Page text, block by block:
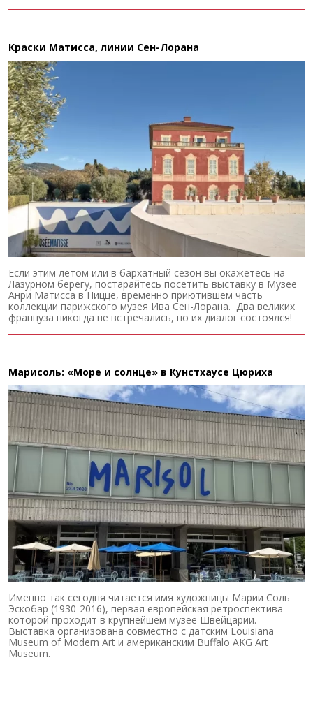
Краски Матисса, линии Сен-Лорана
Если этим летом или в бархатный сезон вы окажетесь на
Лазурном берегу, постарайтесь посетить выставку в Музее
Анри Матисса в Ницце, временно приютившем часть
коллекции парижского музея Ива Сен-Лорана. Два великих
француза никогда не встречались, но их диалог состоялся!
Марисоль: «Море и солнце» в Кунстхаусе Цюриха
Именно так сегодня читается имя художницы Марии Соль
Эскобар (1930-2016), первая европейская ретроспектива
которой проходит в крупнейшем музее Швейцарии.
Выставка организована совместно с датским Louisiana
Museum of Modern Art и американским Buffalo AKG Art
Museum.